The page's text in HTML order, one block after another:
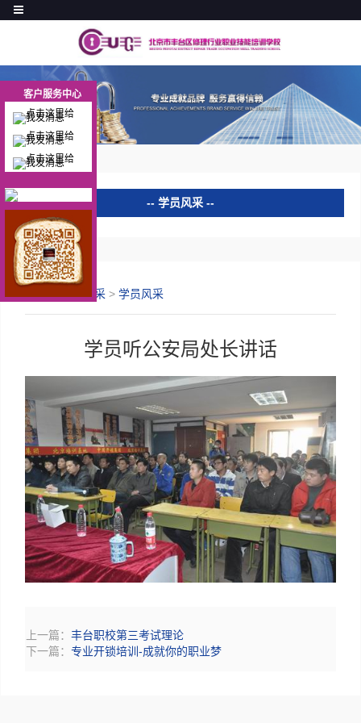
客户服务中心
学员风采
证书查询
学员风采 > 学员风采
学员听公安局处长讲话
上一篇： 丰台职校第三考试理论
下一篇： 专业开锁培训-成就你的职业梦
客户服务中心